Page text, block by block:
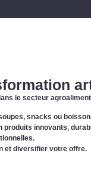
le secteur
snacks ou
innovants,
et diversifier votre offre.